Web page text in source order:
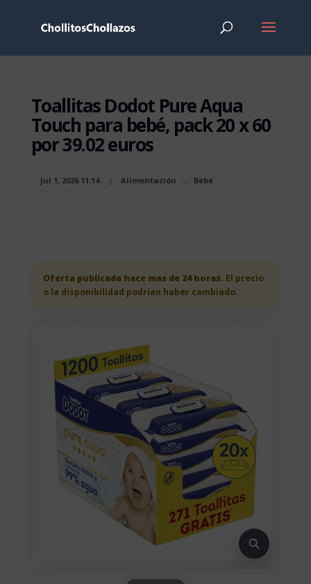
Toallitas Dodot Pure Aqua
Touch para bebé, pack 20 x 60
por 39.02 euros
Jul 1, 2026 11:14 | Alimentación , Bebé
Oferta publicada hace mas de 24 horas. El precio
o la disponibilidad podrian haber cambiado.